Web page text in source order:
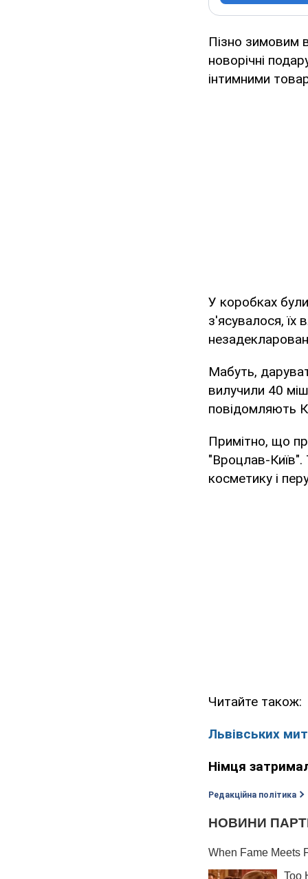
Пізно зимовим
новорічні
інтимними
У коробках
з'ясувалося, їх
Мабуть,
вилучили 40
повідомляють
Примітно, що
"Вроцлав-Київ".
косметику і
Читайте також:
Львівських
Німця
Редакційна політика